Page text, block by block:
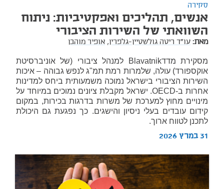
סקירה
אנשים, תהליכים ואפקטיביות: ניתוח
השוואתי של השירות הציבורי
מאת: עו"ד ריטה גולשטיין-גלפרין, אופיר מוהבן
מסקירת מדדBlavatnik למנהל ציבורי (של אוניברסיטת
אוקספורד) עולה, שלמרות רמת תמ"ג לנפש גבוהה – איכות
השירות הציבורי בישראל נמוכה משמעותית ביחס למדינות
אחרות ב-OECD. ישראל מקבלת ציונים נמוכים במיוחד על
מינויים מחוץ למערכת של משרות בדרגות בכירות, במקום
קידום עובדים בעלי ניסיון והישגים. כך נפגעת גם היכולת
לתכנן לטווח ארוך.
31 במרץ 2026